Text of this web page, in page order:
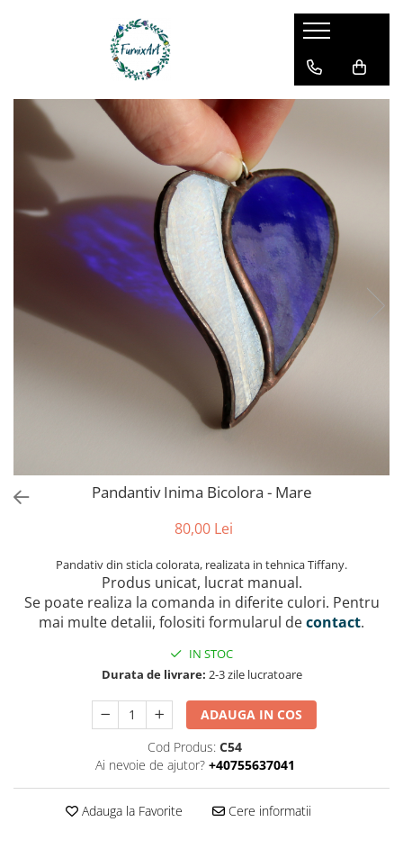
Pandantiv Inima Bicolora - Mare
80,00 Lei
Pandativ din sticla colorata, realizata in tehnica Tiffany.
Produs unicat, lucrat manual.
Se poate realiza la comanda in diferite culori. Pentru
mai multe detalii, folositi formularul decontact.
IN STOC
Durata de livrare: 2-3 zile lucratoare
ADAUGA IN COS
Cod Produs: C54
Ai nevoie de ajutor? +40755637041
Adauga la Favorite Cere informatii